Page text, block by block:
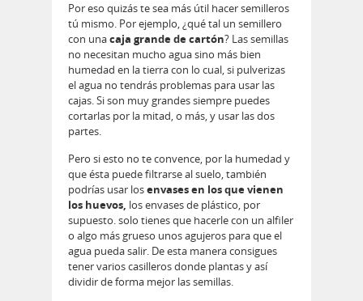
Por eso quizás te sea más útil hacer semilleros
tú mismo. Por ejemplo, ¿qué tal un semillero
con unacaja grande de cartón? Las semillas
no necesitan mucho agua sino más bien
humedad en la tierra con lo cual, si pulverizas
el agua no tendrás problemas para usar las
cajas. Si son muy grandes siempre puedes
cortarlas por la mitad, o más, y usar las dos
partes.
Pero si esto no te convence, por la humedad y
que ésta puede filtrarse al suelo, también
podrías usar losenvases en los que vienen
los huevos, los envases de plástico, por
supuesto. solo tienes que hacerle con un alfiler
o algo más grueso unos agujeros para que el
agua pueda salir. De esta manera consigues
tener varios casilleros donde plantas y así
dividir de forma mejor las semillas.